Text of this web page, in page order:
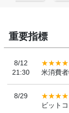
重要指標
8/12
21:30
米消費
8/29
ビット